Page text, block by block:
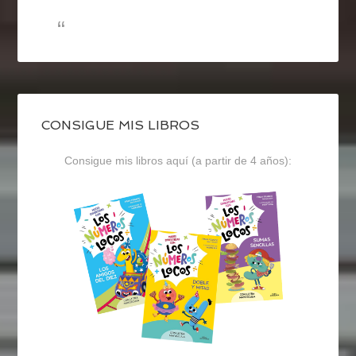
CONSIGUE MIS LIBROS
Consigue mis libros aquí (a partir de 4 años):